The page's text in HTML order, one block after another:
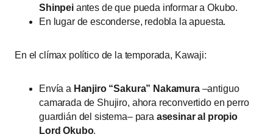
Shinpeiantes de que pueda informar a Okubo.
En lugar de esconderse, redobla la apuesta.
En el clímax político de la temporada, Kawaji:
Envía a Hanjiro “Sakura” Nakamura–antiguo
camarada de Shujiro, ahora reconvertido en perro
guardián del sistema– para asesinar al propio
Lord Okubo.